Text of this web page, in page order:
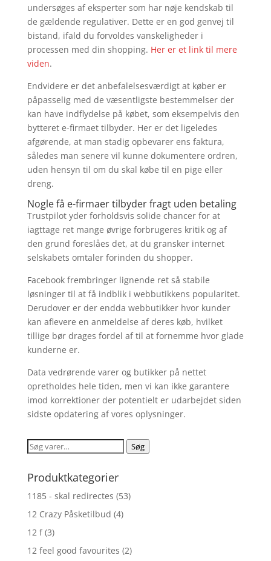
undersøges af eksperter som har nøje kendskab til
de gældende regulativer. Dette er en god genvej til
bistand, ifald du forvoldes vanskeligheder i
processen med din shopping. Her er et link til mere
viden.
Endvidere er det anbefalelsesværdigt at køber er
påpasselig med de væsentligste bestemmelser der
kan have indflydelse på købet, som eksempelvis den
bytteret e-firmaet tilbyder. Her er det ligeledes
afgørende, at man stadig opbevarer ens faktura,
således man senere vil kunne dokumentere ordren,
uden hensyn til om du skal købe til en pige eller
dreng.
Nogle få e-firmaer tilbyder fragt uden betaling
Trustpilot yder forholdsvis solide chancer for at
iagttage ret mange øvrige forbrugeres kritik og af
den grund foreslåes det, at du gransker internet
selskabets omtaler forinden du shopper.
Facebook frembringer lignende ret så stabile
løsninger til at få indblik i webbutikkens popularitet.
Derudover er der endda webbutikker hvor kunder
kan aflevere en anmeldelse af deres køb, hvilket
tillige bør drages fordel af til at fornemme hvor glade
kunderne er.
Data vedrørende varer og butikker på nettet
opretholdes hele tiden, men vi kan ikke garantere
imod korrektioner der potentielt er udarbejdet siden
sidste opdatering af vores oplysninger.
Søg
Søg
Produktkategorier
1185 - skal redirectes (53)
12 Crazy Påsketilbud (4)
12 f (3)
12 feel good favourites (2)